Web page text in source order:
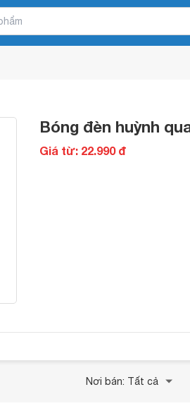
Bóng đèn huỳnh
Giá từ: 22.990 đ
Nơi bán: Tất cả